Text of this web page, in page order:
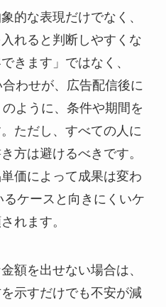
的な表現だけでなく、
れると判断しやすくな
きます」ではなく、
合わせが、広告配信後に
ように、条件や期間を
ただし、すべての人に
方は避けるべきです。
価によって成果は変わ
ケースと向きにくいケ
れます。
額を出せない場合は、
示すだけでも不安が減